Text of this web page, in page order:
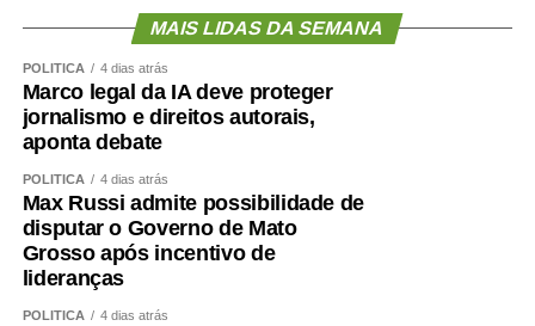
MAIS LIDAS DA SEMANA
POLÍTICA 4 dias atrás
Marco legal da IA deve proteger
jornalismo e direitos autorais,
aponta debate
POLÍTICA 4 dias atrás
Max Russi admite possibilidade de
disputar o Governo de Mato
Grosso após incentivo de
lideranças
POLÍTICA 4 dias atrás